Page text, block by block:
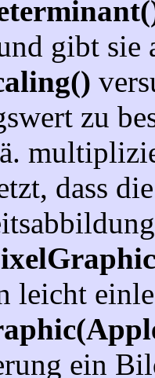
gibt sie
zu
dass
leicht
ein